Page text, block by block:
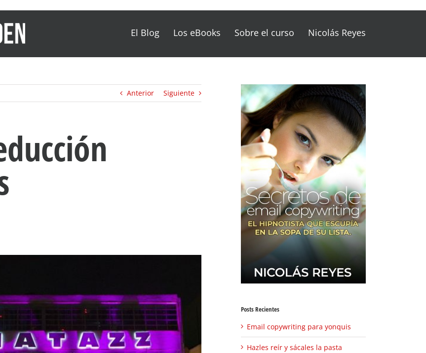
El Blog Los eBooks Sobre el curso Nicolás Reyes
Anterior Siguiente
Posts Recientes
Email copywriting para yonquis
Hazles reír y sácales la pasta